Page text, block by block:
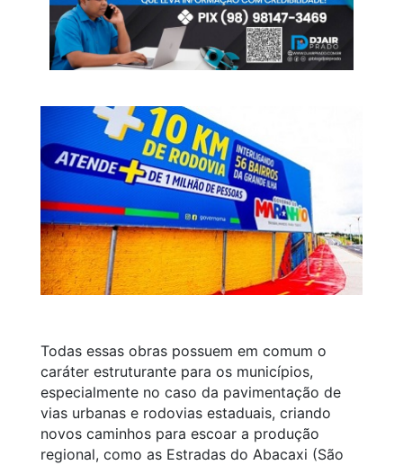
Todas essas obras possuem em comum o
caráter estruturante para os municípios,
especialmente no caso da pavimentação de
vias urbanas e rodovias estaduais, criando
novos caminhos para escoar a produção
regional, como as Estradas do Abacaxi (São